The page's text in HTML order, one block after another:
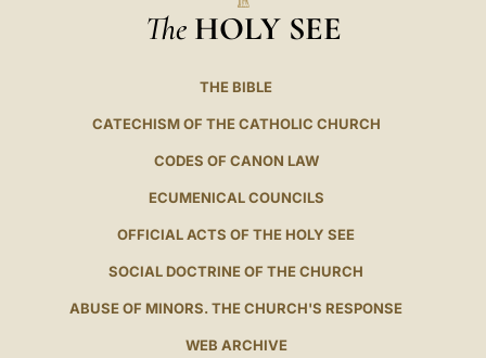
The HOLY SEE
THE BIBLE
CATECHISM OF THE CATHOLIC CHURCH
CODES OF CANON LAW
ECUMENICAL COUNCILS
OFFICIAL ACTS OF THE HOLY SEE
SOCIAL DOCTRINE OF THE CHURCH
ABUSE OF MINORS. THE CHURCH'S RESPONSE
WEB ARCHIVE